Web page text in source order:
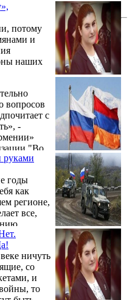
потому
и
наших
«ГА»
«Во
Саакян.
вопросов
с
-
"Во
Саакян.
руками
годы
как
регионе,
все,
США -
о
в
ничуть
со
и
то